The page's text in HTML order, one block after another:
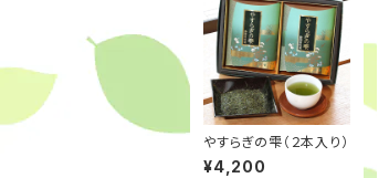
やすらぎの雫（２本入り）
¥4,200